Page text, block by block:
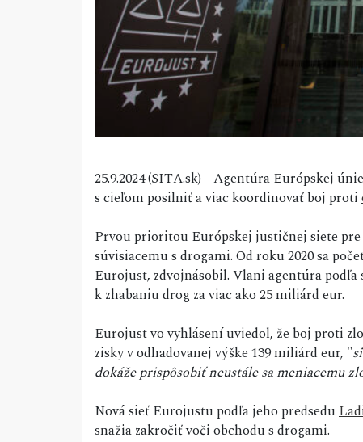
25.9.2024 (SITA.sk) - Agentúra Európskej
s cieľom posilniť a viac koordinovať boj proti
Prvou prioritou Európskej justičnej siete
súvisiacemu s drogami. Od roku 2020 sa
Eurojust, zdvojnásobil. Vlani agentúra
k zhabaniu drog za viac ako 25 miliárd eur.
Eurojust vo vyhlásení uviedol, že boj proti
zisky v odhadovanej výške 139 miliárd eur, "
dokáže prispôsobiť neustále sa meniacemu
Nová sieť Eurojustu podľa jeho predsedu
snažia zakročiť voči obchodu s drogami.